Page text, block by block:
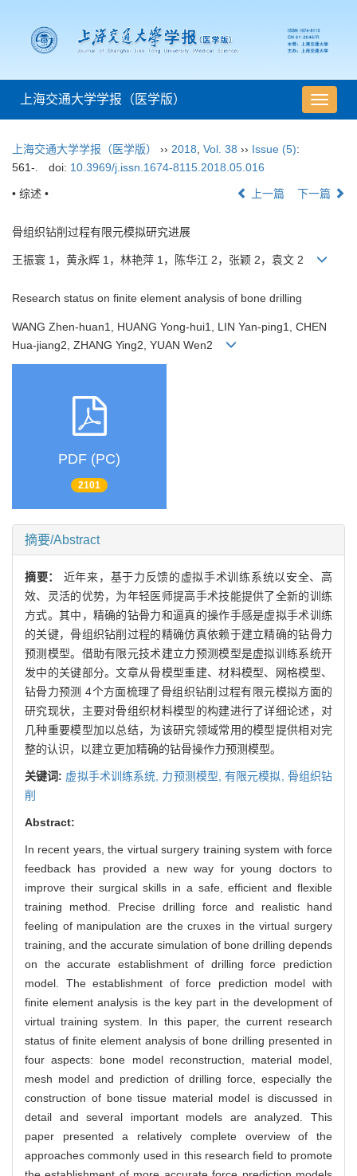
导
航
上海交通大学学报（医学版）
上海交通大学学报（医学版） ›› 2018 Vol. 38 ›› Issue (5):
561-.
doi: 10.3969/j.issn.1674-8115.2018.05.016
• 综述 • 上一篇 下一篇
骨组织钻削过程有限元模拟研究进展
王振寰 1，黄永辉 1，林艳萍 1，陈华江 2，张颖 2，袁文 2
Research status on finite element analysis of bone drilling
WANG Zhen-huan1, HUANG Yong-hui1, LIN Yan-ping1, CHEN
Hua-jiang2, ZHANG Ying2, YUAN Wen2
PDF (PC)
2101
摘要/Abstract
摘要： 近年来，基于力反馈的虚拟手术训练系统以安全、高
效、灵活的优势，为年轻医师提高手术技能提供了全新的训练
方式。其中，精确的钻骨力和逼真的操作手感是虚拟手术训练
的关键，骨组织钻削过程的精确仿真依赖于建立精确的钻骨力
预测模型。借助有限元技术建立力预测模型是虚拟训练系统开
发中的关键部分。文章从骨模型重建、材料模型、网格模型、
钻骨力预测 4个方面梳理了骨组织钻削过程有限元模拟方面的
研究现状，主要对骨组织材料模型的构建进行了详细论述，对
几种重要模型加以总结，为该研究领域常用的模型提供相对完
整的认识，以建立更加精确的钻骨操作力预测模型。
关键词: 虚拟手术训练系统, 力预测模型,有限元模拟, 骨组织钻
削
Abstract:
In recent years, the virtual surgery training system with force
feedback has provided a new way for young doctors to
improve their surgical skills in a safe, efficient and flexible
training method. Precise drilling force and realistic hand
feeling of manipulation are the cruxes in the virtual surgery
training, and the accurate simulation of bone drilling depends
on the accurate establishment of drilling force prediction
model. The establishment of force prediction model with
finite element analysis is the key part in the development of
virtual training system. In this paper, the current research
status of finite element analysis of bone drilling presented in
four aspects: bone model reconstruction, material model,
mesh model and prediction of drilling force, especially the
construction of bone tissue material model is discussed in
detail and several important models are analyzed. This
paper presented a relatively complete overview of the
approaches commonly used in this research field to promote